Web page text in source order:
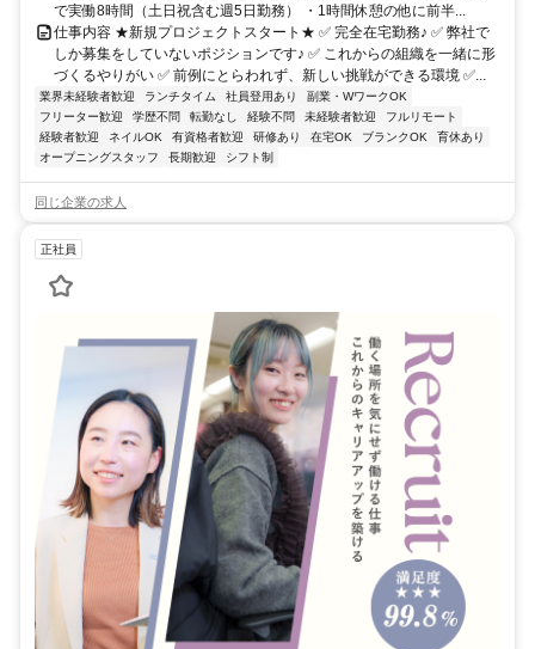
で実働8時間（土日祝含む週5日勤務） ・1時間休憩の他に前半...
仕事内容 ★新規プロジェクトスタート★ ✅ 完全在宅勤務♪ ✅ 弊社で
しか募集をしていないポジションです♪ ✅ これからの組織を一緒に形
づくるやりがい ✅ 前例にとらわれず、新しい挑戦ができる環境 ✅...
業界未経験者歓迎 ランチタイム 社員登用あり
副業・WワークOK
フリーター歓迎
学歴不問 転勤なし 経験不問 未経験者歓迎
フルリモート
経験者歓迎
ネイルOK 有資格者歓迎 研修あり 在宅OK ブランクOK
育休あり
オープニングスタッフ
長期歓迎 シフト制
同じ企業の求人
正社員